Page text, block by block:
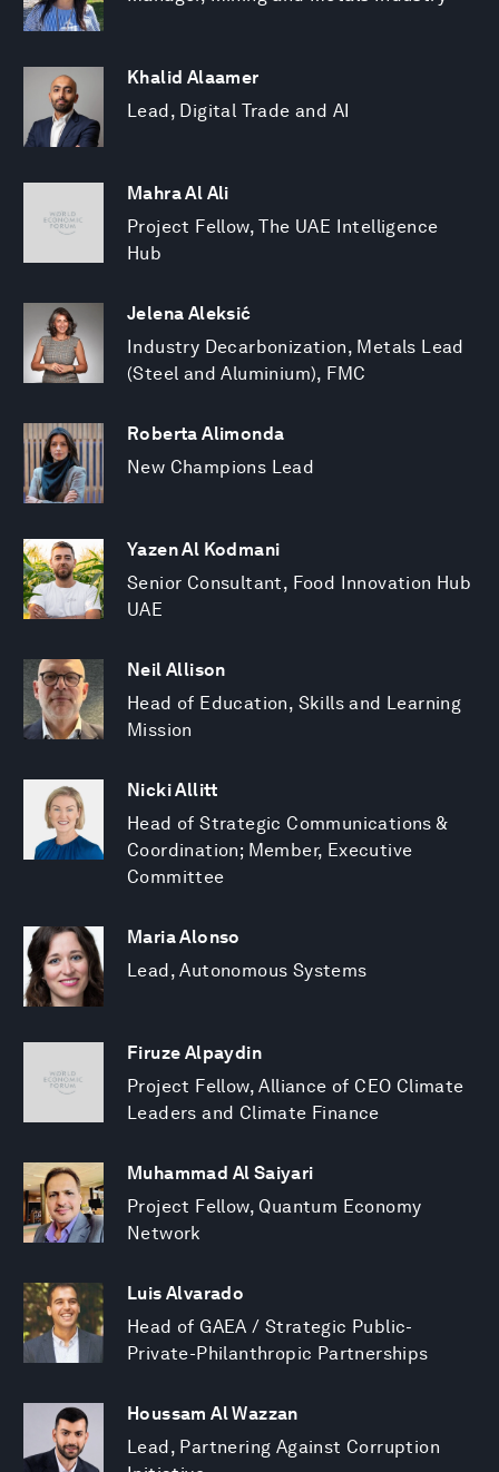
Khalid Alaamer
Lead, Digital Trade and AI
Mahra Al Ali
Project Fellow, The UAE Intelligence
Hub
Jelena Aleksić
Industry Decarbonization, Metals Lead
(Steel and Aluminium), FMC
Roberta Alimonda
New Champions Lead
Yazen Al Kodmani
Senior Consultant, Food Innovation Hub
UAE
Neil Allison
Head of Education, Skills and Learning
Mission
Nicki Allitt
Head of Strategic Communications &
Coordination; Member, Executive
Committee
Maria Alonso
Lead, Autonomous Systems
Firuze Alpaydin
Project Fellow, Alliance of CEO Climate
Leaders and Climate Finance
Muhammad Al Saiyari
Project Fellow, Quantum Economy
Network
Luis Alvarado
Head of GAEA / Strategic Public-
Private-Philanthropic Partnerships
Houssam Al Wazzan
Lead, Partnering Against Corruption